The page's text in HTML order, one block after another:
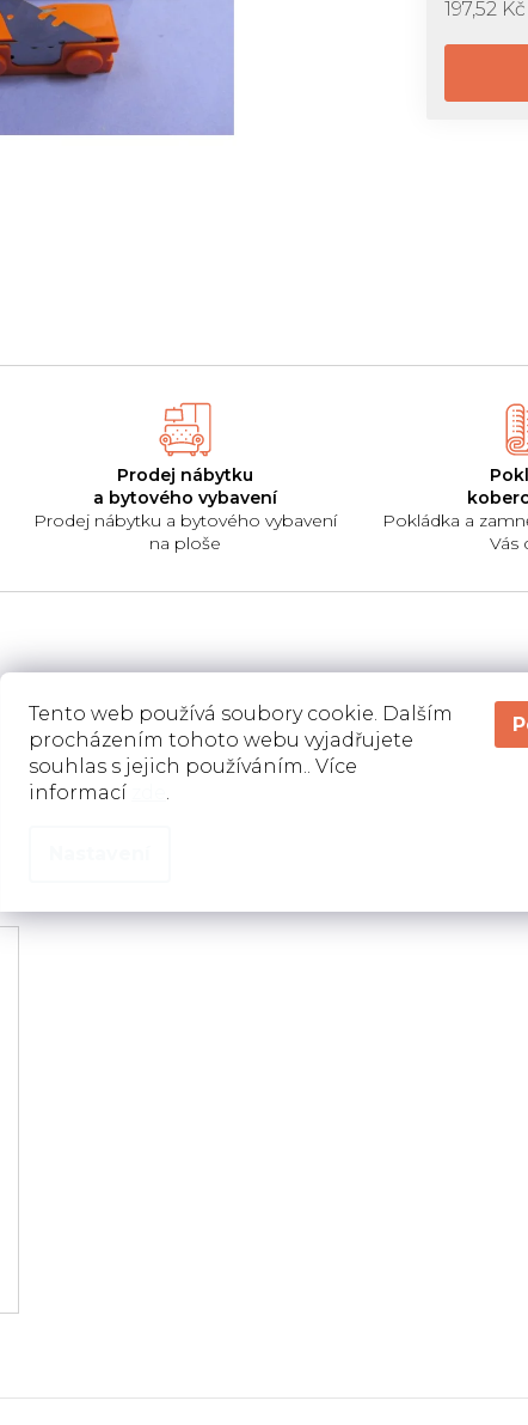
Tento web používá soubory cookie. Dalším
procházením tohoto webu vyjadřujete
souhlas s jejich používáním.. Více
informací
.
197,52
Prodej nábytku
a bytového vybavení
Prodej nábytku a bytového vybavení
na ploše
Pokládka a
Vás